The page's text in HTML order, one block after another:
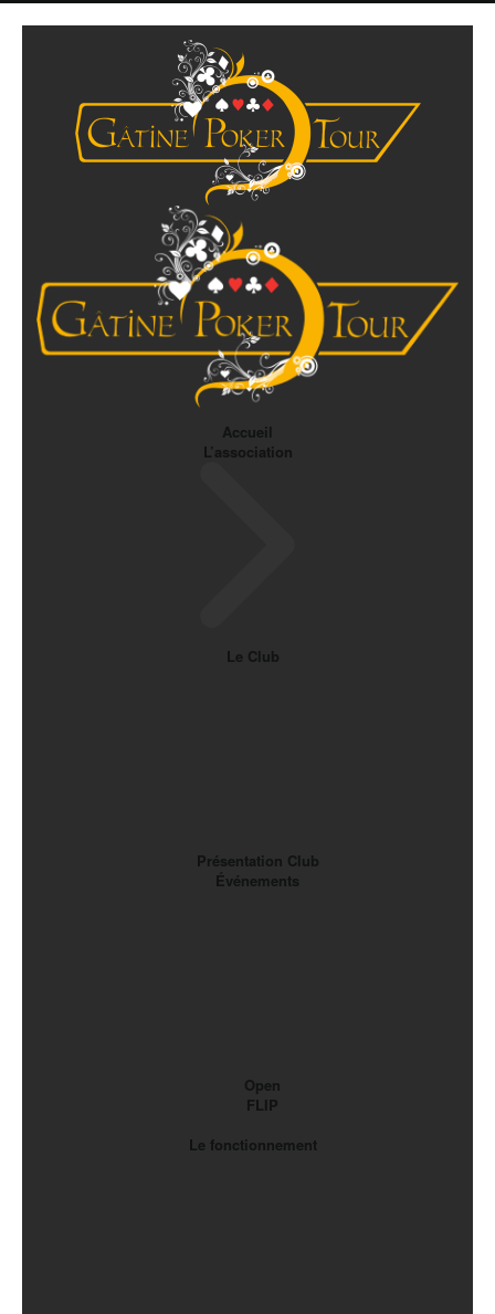
Accueil
L’association
Le Club
Présentation Club
Événements
Open
FLIP
Le fonctionnement